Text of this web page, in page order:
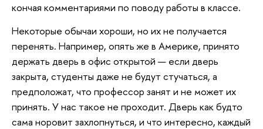
кончая комментариями по поводу работы в классе.
Некоторые обычаи хороши, но их не получается
перенять. Например, опять же в Америке, принято
держать дверь в офис открытой — если дверь
закрыта, студенты даже не будут стучаться, а
предположат, что профессор занят и не может их
принять. У нас такое не проходит. Дверь как будто
сама норовит захлопнуться, и что интересно, каждый